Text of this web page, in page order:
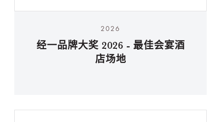
2026
经一品牌大奖 2026 - 最佳会宴酒
店场地